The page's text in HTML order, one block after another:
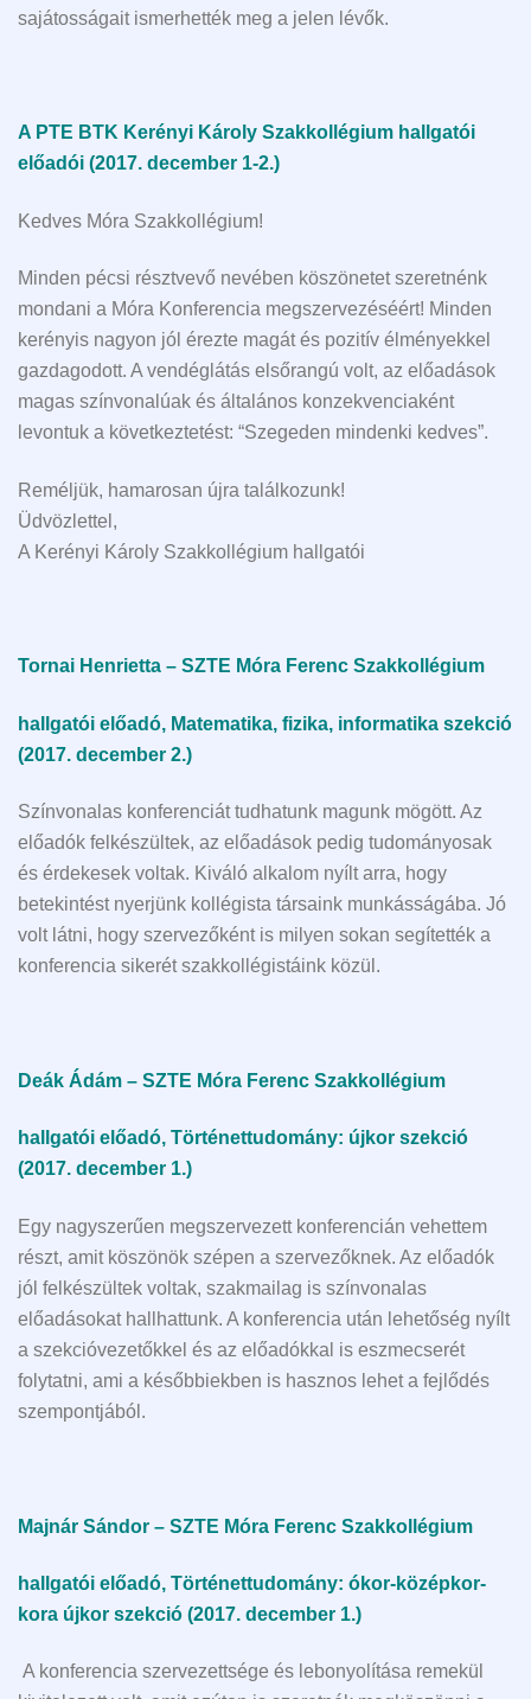
sajátosságait ismerhették meg a jelen lévők.
A PTE BTK Kerényi Károly Szakkollégium hallgatói
előadói (2017. december 1-2.)
Kedves Móra Szakkollégium!
Minden pécsi résztvevő nevében köszönetet szeretnénk
mondani a Móra Konferencia megszervezéséért! Minden
kerényis nagyon jól érezte magát és pozitív élményekkel
gazdagodott. A vendéglátás elsőrangú volt, az előadások
magas színvonalúak és általános konzekvenciaként
levontuk a következtetést: “Szegeden mindenki kedves”.
Reméljük, hamarosan újra találkozunk!
Üdvözlettel,
A Kerényi Károly Szakkollégium hallgatói
Tornai Henrietta – SZTE Móra Ferenc Szakkollégium
hallgatói előadó, Matematika, fizika, informatika szekció
(2017. december 2.)
Színvonalas konferenciát tudhatunk magunk mögött. Az
előadók felkészültek, az előadások pedig tudományosak
és érdekesek voltak. Kiváló alkalom nyílt arra, hogy
betekintést nyerjünk kollégista társaink munkásságába. Jó
volt látni, hogy szervezőként is milyen sokan segítették a
konferencia sikerét szakkollégistáink közül.
Deák Ádám – SZTE Móra Ferenc Szakkollégium
hallgatói előadó, Történettudomány: újkor szekció
(2017. december 1.)
Egy nagyszerűen megszervezett konferencián vehettem
részt, amit köszönök szépen a szervezőknek. Az előadók
jól felkészültek voltak, szakmailag is színvonalas
előadásokat hallhattunk. A konferencia után lehetőség nyílt
a szekcióvezetőkkel és az előadókkal is eszmecserét
folytatni, ami a későbbiekben is hasznos lehet a fejlődés
szempontjából.
Majnár Sándor – SZTE Móra Ferenc Szakkollégium
hallgatói előadó, Történettudomány: ókor-középkor-
kora újkor szekció (2017. december 1.)
A konferencia szervezettsége és lebonyolítása remekül